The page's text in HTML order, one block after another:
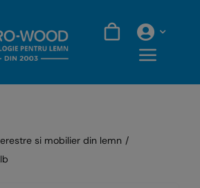
si mobilier din lemn